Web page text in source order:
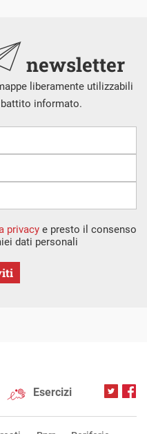
newsletter
liberamente utilizzabili
informato.
privacy e presto il consenso
dati personali
Esercizi